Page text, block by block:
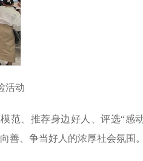
活动
范、推荐身边好人、评选“感
善、争当好人的浓厚社会氛围